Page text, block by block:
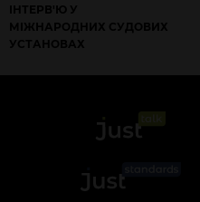
ІНТЕРВ'Ю У
МІЖНАРОДНИХ СУДОВИХ
УСТАНОВАХ